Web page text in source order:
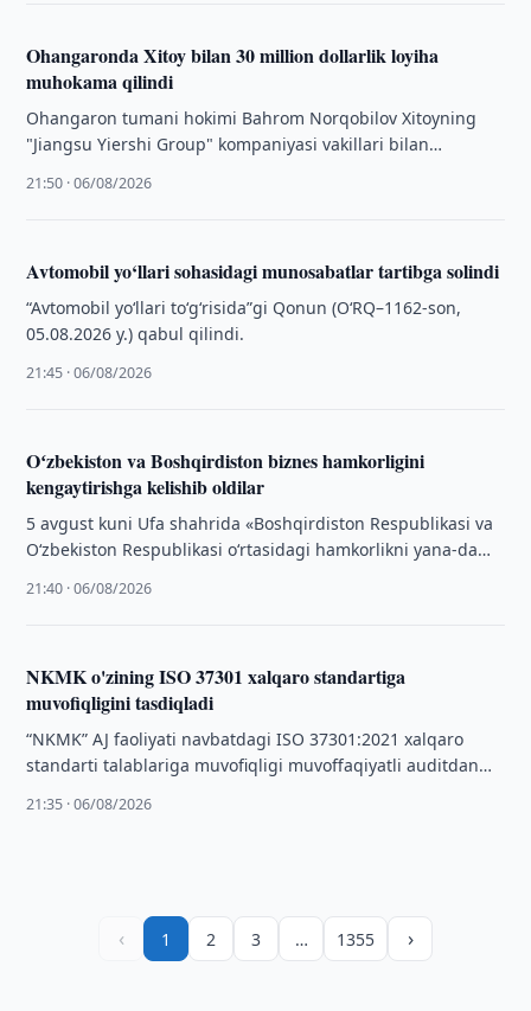
Ohangaronda Xitoy bilan 30 million dollarlik loyiha
muhokama qilindi
Ohangaron tumani hokimi Bahrom Norqobilov Xitoyning
"Jiangsu Yiershi Group" kompaniyasi vakillari bilan
amalga oshirish …
21:50 · 06/08/2026
Avtomobil yo‘llari sohasidagi munosabatlar tartibga solindi
“Avtomobil yo‘llari to‘g‘risida”gi Qonun (O‘RQ–1162-son,
05.08.2026 y.) qabul qilindi.
21:45 · 06/08/2026
Oʻzbekiston va Boshqirdiston biznes hamkorligini
kengaytirishga kelishib oldilar
5 avgust kuni Ufa shahrida «Boshqirdiston Respublikasi va
O‘zbekiston Respublikasi o‘rtasidagi hamkorlikni yana-da
21:40 · 06/08/2026
NKMK o'zining ISO 37301 xalqaro standartiga
muvofiqligini tasdiqladi
“NKMK” AJ faoliyati navbatdagi ISO 37301:2021 xalqaro
standarti talablariga muvofiqligi muvoffaqiyatli auditdan
sertifikatni …
21:35 · 06/08/2026
‹ 1 2 3 … 1355 ›